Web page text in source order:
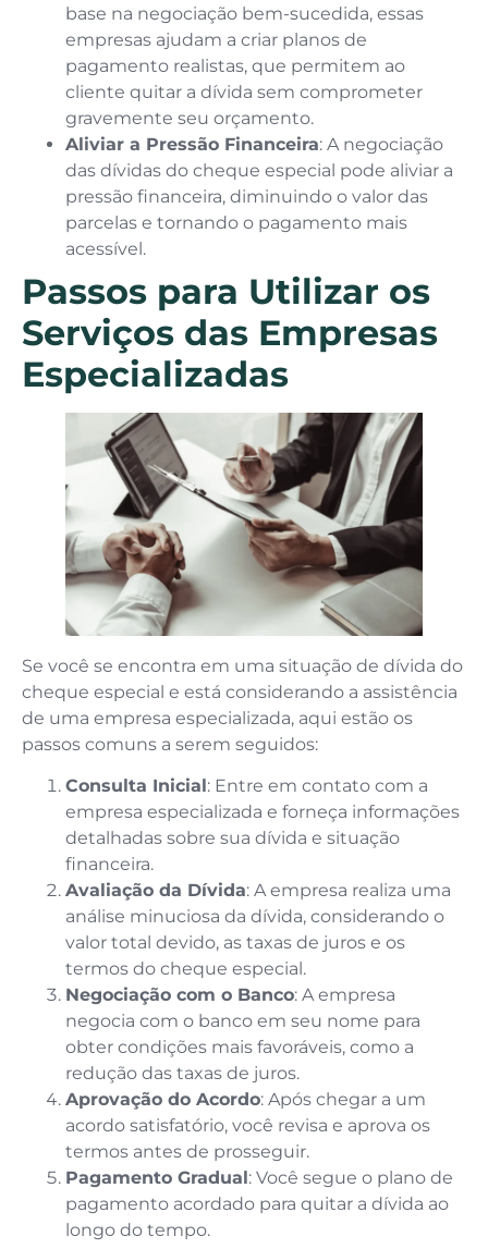
base na negociação bem-sucedida, essas
empresas ajudam a criar planos de
pagamento realistas, que permitem ao
cliente quitar a dívida sem comprometer
gravemente seu orçamento.
Aliviar a Pressão Financeira: A negociação
das dívidas do cheque especial pode aliviar a
pressão financeira, diminuindo o valor das
parcelas e tornando o pagamento mais
acessível.
Passos para Utilizar os
Serviços das Empresas
Especializadas
Se você se encontra em uma situação de dívida do
cheque especial e está considerando a assistência
de uma empresa especializada, aqui estão os
passos comuns a serem seguidos:
Consulta Inicial: Entre em contato com a
empresa especializada e forneça informações
detalhadas sobre sua dívida e situação
financeira.
Avaliação da Dívida: A empresa realiza uma
análise minuciosa da dívida, considerando o
valor total devido, as taxas de juros e os
termos do cheque especial.
Negociação com o Banco: A empresa
negocia com o banco em seu nome para
obter condições mais favoráveis, como a
redução das taxas de juros.
Aprovação do Acordo: Após chegar a um
acordo satisfatório, você revisa e aprova os
termos antes de prosseguir.
Pagamento Gradual: Você segue o plano de
pagamento acordado para quitar a dívida ao
longo do tempo.